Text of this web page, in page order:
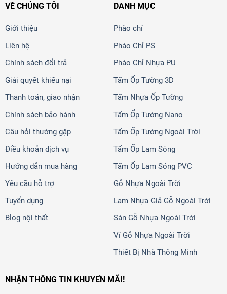
VỀ CHÚNG TÔI
Giới thiệu
Liên hệ
Chính sách đổi trả
Giải quyết khiếu nại
Thanh toán, giao nhận
Chính sách bảo hành
Câu hỏi thường gặp
Điều khoản dịch vụ
Hướng dẫn mua hàng
Yêu cầu hỗ trợ
Tuyển dụng
Blog nội thất
DANH MỤC
Phào chỉ
Phào Chỉ PS
Phào Chỉ Nhựa PU
Tấm Ốp Tường 3D
Tấm Nhựa Ốp Tường
Tấm Ốp Tường Nano
Tấm Ốp Tường Ngoài Trời
Tấm Ốp Lam Sóng
Tấm Ốp Lam Sóng PVC
Gỗ Nhựa Ngoài Trời
Lam Nhựa Giả Gỗ Ngoài Trời
Sàn Gỗ Nhựa Ngoài Trời
Vỉ Gỗ Nhựa Ngoài Trời
Thiết Bị Nhà Thông Minh
NHẬN THÔNG TIN KHUYẾN MÃI!